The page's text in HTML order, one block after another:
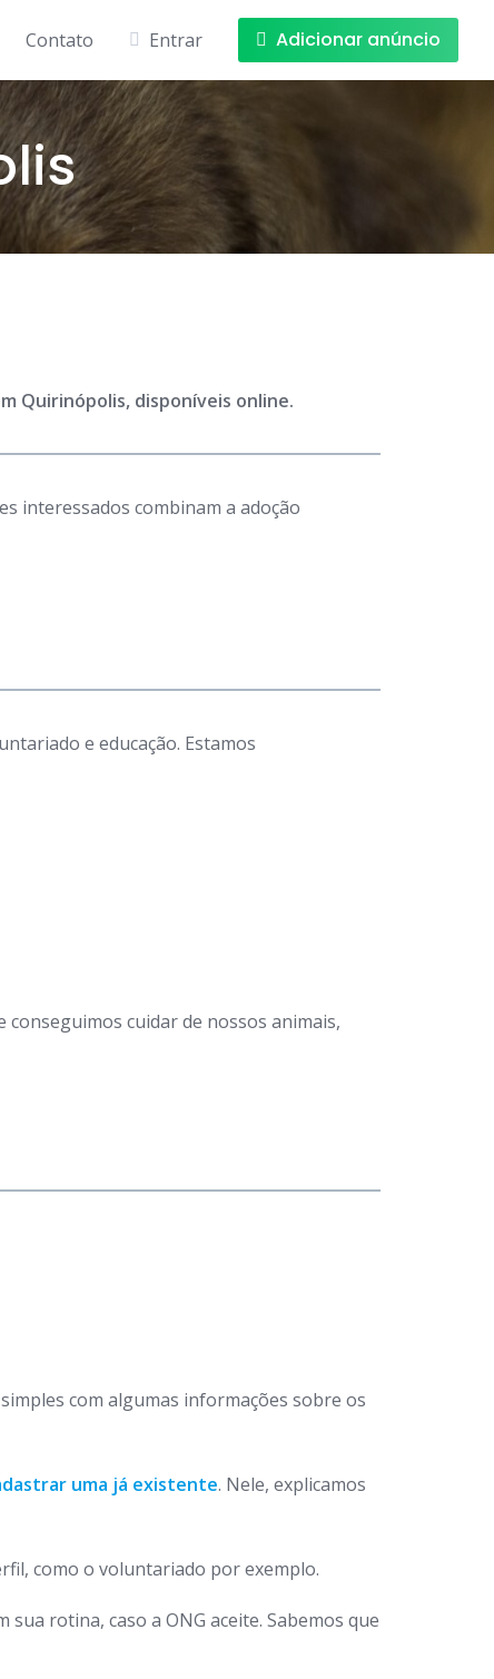
Contato Entrar Adicionar anúncio
Quirinópolis, disponíveis online.
interessados combinam a adoção
e educação. Estamos
cuidar de nossos animais,
com algumas informações sobre os
uma já existente. Nele, explicamos
como o voluntariado por exemplo.
rotina, caso a ONG aceite. Sabemos que